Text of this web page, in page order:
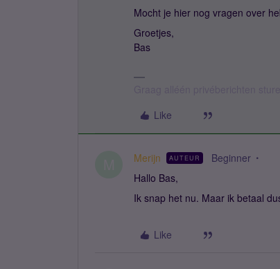
Mocht je hier nog vragen over
Groetjes,
Bas
Like
Merijn AUTEUR Beginner
Hallo Bas,
Ik snap het nu. Maar ik betaal
Like